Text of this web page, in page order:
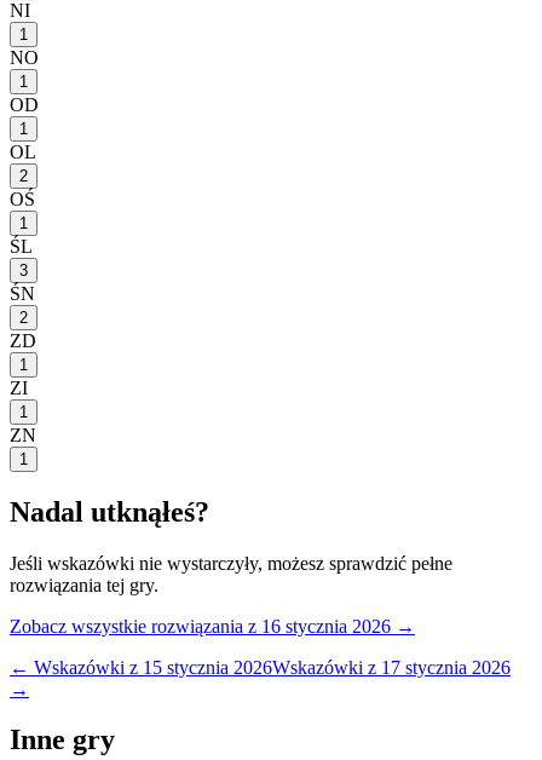
NI
1
NO
1
OD
1
OL
2
OŚ
1
ŚL
3
ŚN
2
ZD
1
ZI
1
ZN
1
Nadal utknąłeś?
Jeśli wskazówki nie wystarczyły, możesz sprawdzić pełne
rozwiązania tej gry.
Zobacz wszystkie rozwiązania z 16 stycznia 2026 →
← Wskazówki z 15 stycznia 2026Wskazówki z 17 stycznia 2026
→
Inne gry